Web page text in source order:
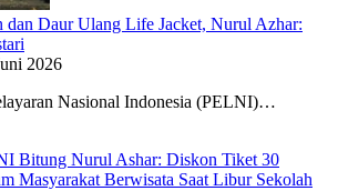
dan Daur Ulang Life Jacket, Nurul Azhar:
2026
Nasional Indonesia (PELNI)…
Bitung Nurul Ashar: Diskon Tiket 30
Masyarakat Berwisata Saat Libur Sekolah